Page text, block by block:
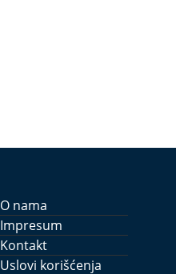
O nama
Impresum
Kontakt
Uslovi korišćenja